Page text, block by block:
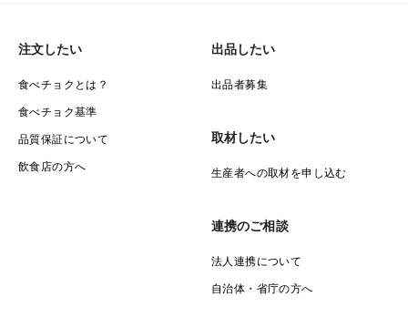
注文したい
食べチョクとは？
食べチョク基準
品質保証について
飲食店の方へ
出品したい
出品者募集
取材したい
生産者への取材を申し込む
連携のご相談
法人連携について
自治体・省庁の方へ